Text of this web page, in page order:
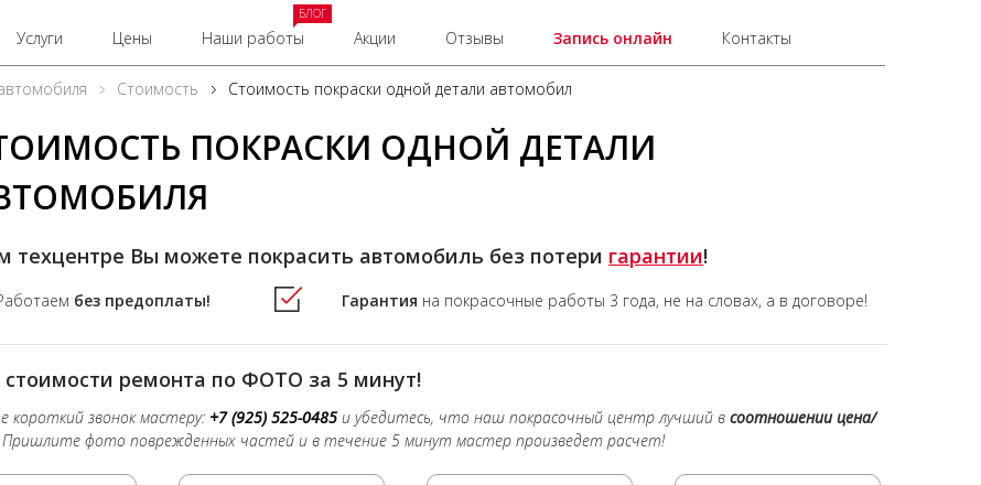
Услуги Цены Наши работы
БЛОГ
Акции Отзывы Запись онлайн Контакты
Стоимость Стоимость покраски одной детали автомобил
ПОКРАСКИ ОДНОЙ ДЕТАЛИ
техцентре Вы можете покрасить автомобиль без потери гарантии!
без предоплаты! Гарантия на покрасочные работы 3 года, не на словах, а в договоре!
ремонта по ФОТО за 5 минут!
короткий звонок мастеру: +7 (925) 525-0485 и убедитесь, что наш покрасочный центр лучший всоотношении цена/
Пришлите фото поврежденных частей и в течение 5 минут мастер произведет расчет!